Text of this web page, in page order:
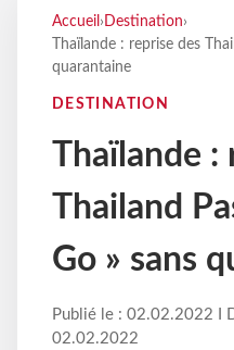
Accueil › Destination›
Thaïlande : reprise des
quarantaine
DESTINATION
Thaïlande :
Thailand
Go » sans
Publié le : 02.02.2022 I
02.02.2022